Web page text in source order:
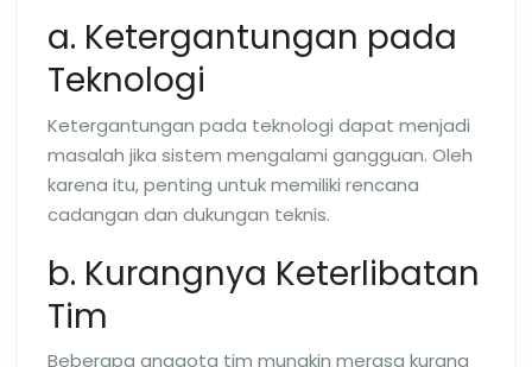
a. Ketergantungan pada
Teknologi
Ketergantungan pada teknologi dapat menjadi
masalah jika sistem mengalami gangguan. Oleh
karena itu, penting untuk memiliki rencana
cadangan dan dukungan teknis.
b. Kurangnya Keterlibatan
Tim
Beberapa anggota tim mungkin merasa kurang